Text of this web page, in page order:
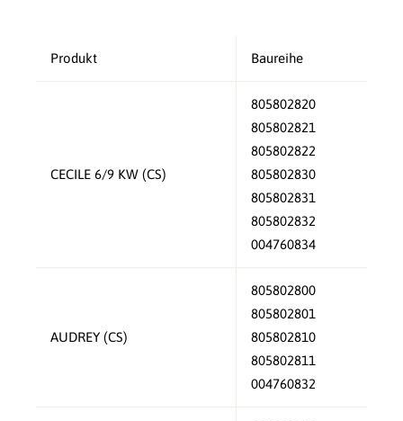
Produkt Baureihe
CECILE 6/9 KW (CS)
805802820
805802821
805802822
805802830
805802831
805802832
004760834
AUDREY (CS)
805802800
805802801
805802810
805802811
004760832